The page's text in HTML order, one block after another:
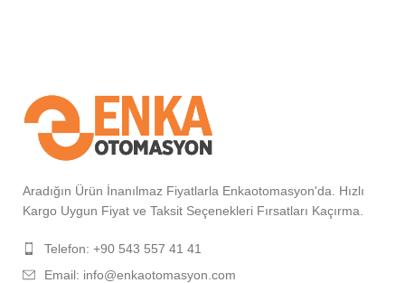
Aradığın Ürün İnanılmaz Fiyatlarla Enkaotomasyon'da. Hızlı
Kargo Uygun Fiyat ve Taksit Seçenekleri Fırsatları Kaçırma.
Telefon: +90 543 557 41 41
Email: info@enkaotomasyon.com